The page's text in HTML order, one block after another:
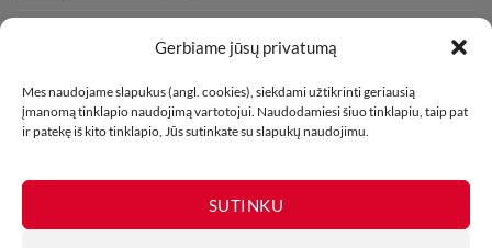
Gerbiame jūsų privatumą
Mes naudojame slapukus (angl. cookies), siekdami užtikrinti geriausią
įmanomą tinklapio naudojimą vartotojui. Naudodamiesi šiuo tinklapiu, taip pat
ir patekę iš kito tinklapio, Jūs sutinkate su slapukų naudojimu.
SUTINKU
prieiga
įraše
fejerverkų
parduotuvė
Klaipedoje!
01
Lap
Kaip fotografuoti fejerverkus
Komentavimas išjungtasįraše